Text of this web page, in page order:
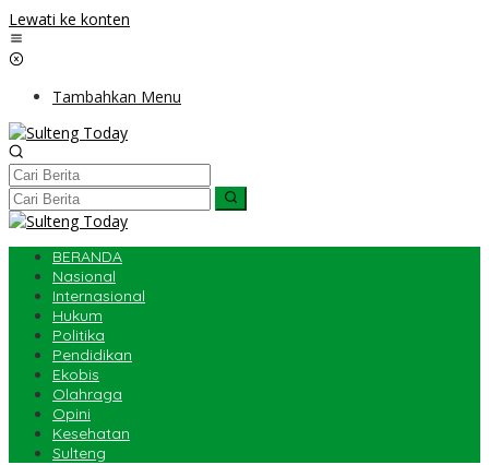
Lewati ke konten
Tambahkan Menu
BERANDA
Nasional
Internasional
Hukum
Politika
Pendidikan
Ekobis
Olahraga
Opini
Kesehatan
Sulteng